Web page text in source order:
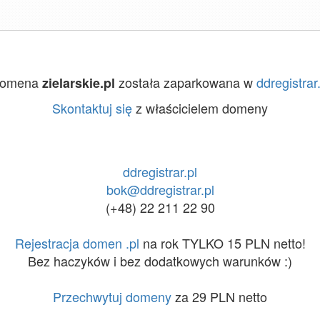
zielarskie.pl została zaparkowana w
Skontaktuj sięz właścicielem domeny
ddregistrar.pl
bok@ddregistrar.pl
(+48) 22 211 22 90
Rejestracja domen .pl na rok TYLKO 15 PLN netto!
Bez haczyków i bez dodatkowych warunków :)
Przechwytuj domenyza 29 PLN netto